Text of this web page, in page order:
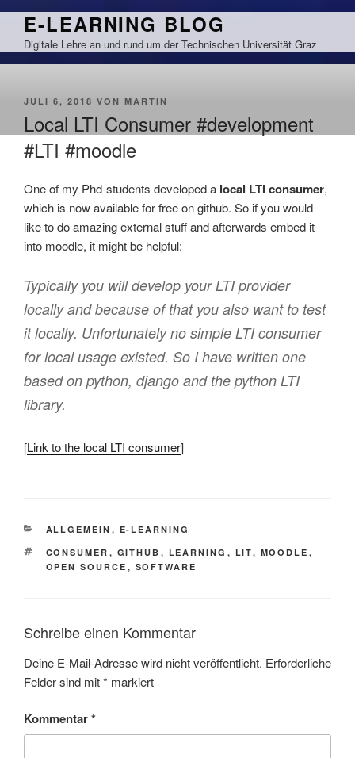
Zum
springen
E-LEARNING BLOG
Digitale Lehre an und rund um der Technischen Universität Graz
VERÖFFENTLICHT
JULI 6, 2018 VON MARTIN
Local LTI Consumer #development
#LTI #moodle
One of my Phd-students developed a local LTI consumer,
which is now available for free on github. So if you would
like to do amazing external stuff and afterwards embed it
into moodle, it might be helpful:
Typically you will develop your LTI provider
locally and because of that you also want to test
it locally. Unfortunately no simple LTI consumer
for local usage existed. So I have written one
based on python, django and the python LTI
library.
[Link to the local LTI consumer]
KATEGORIEN
ALLGEMEIN , E-LEARNING
SCHLAGWÖRTER
CONSUMER , GITHUB , LEARNING , LIT, MOODLE ,
OPEN SOURCE , SOFTWARE
Schreibe einen Kommentar
Deine E-Mail-Adresse wird nicht veröffentlicht. Erforderliche
Felder sind mit* markiert
Kommentar*